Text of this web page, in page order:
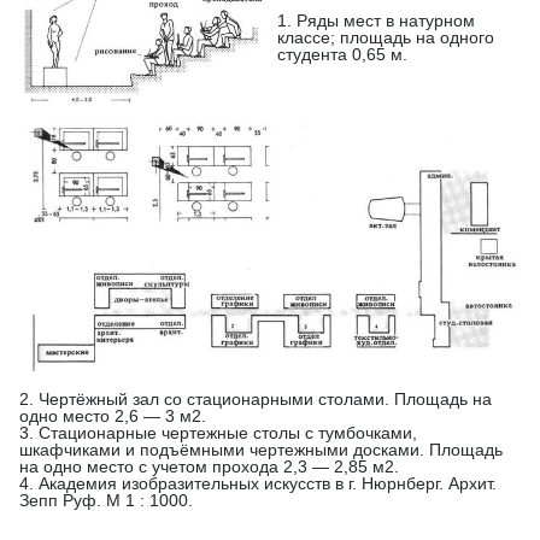
1. Ряды мест в натурном
классе; площадь на одного
студента 0,65 м.
2. Чертёжный зал со стационарными столами. Площадь на
одно место 2,6 — 3 м2.
3. Стационарные чертежные столы с тумбочками,
шкафчиками и подъёмными чертежными досками. Площадь
на одно место с учетом прохода 2,3 — 2,85 м2.
4. Академия изобразительных искусств в г. Нюрнберг. Архит.
Зепп Руф. М 1 : 1000.